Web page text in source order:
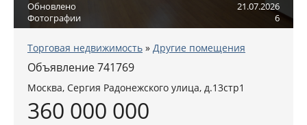
Обновлено
21.07.2026
Фотографии
6
Торговая недвижимость » Другие помещения
Объявление 741769
Москва, Сергия Радонежского улица, д.13стр1
360 000 000